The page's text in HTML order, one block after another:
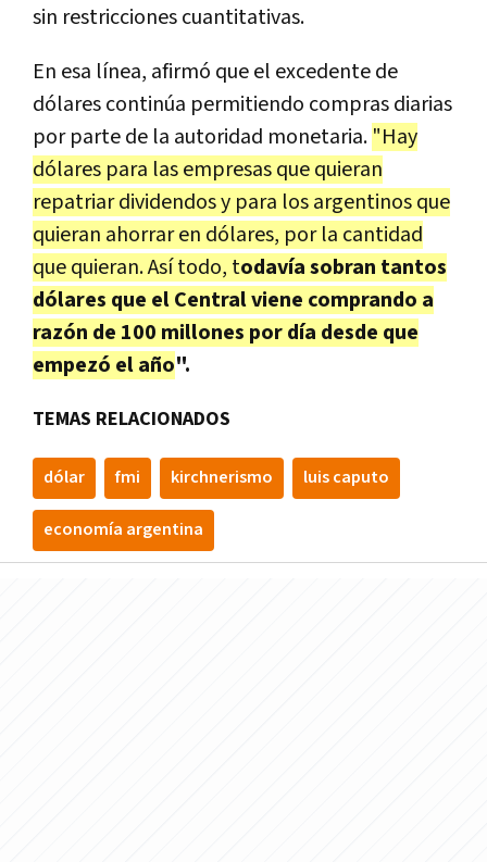
sin restricciones cuantitativas.
En esa línea, afirmó que el excedente de
dólares continúa permitiendo compras diarias
por parte de la autoridad monetaria. "Hay
dólares para las empresas que quieran
repatriar dividendos y para los argentinos que
quieran ahorrar en dólares, por la cantidad
que quieran. Así todo, todavía sobran tantos
dólares que el Central viene comprando a
razón de 100 millones por día desde que
empezó el año".
TEMAS RELACIONADOS
dólar fmi kirchnerismo luis caputo
economía argentina